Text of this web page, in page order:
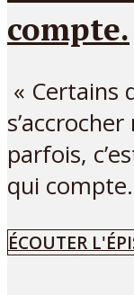
compte.
« Certains
parfois,
qui
ÉCOUTER